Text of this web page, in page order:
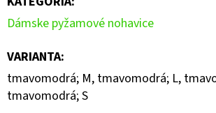
Dámske pyžamové nohavice
VARIANTA:
tmavomodrá; M, tmavomodrá; L,
tmavomodrá; S